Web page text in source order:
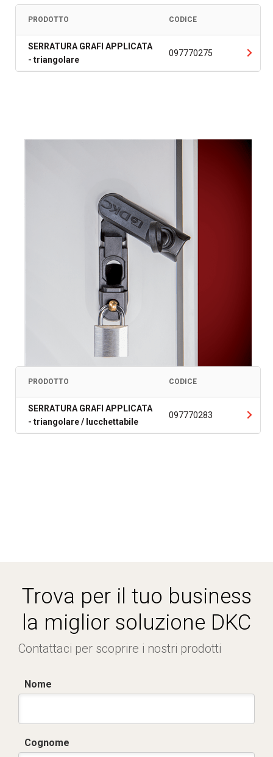
PRODOTTO CODICE
SERRATURA GRAFI APPLICATA
- triangolare
097770275
PRODOTTO CODICE
SERRATURA GRAFI APPLICATA
- triangolare / lucchettabile
097770283
Trova per il tuo business
la miglior soluzione DKC
Contattaci per scoprire i nostri prodotti
Nome
Cognome